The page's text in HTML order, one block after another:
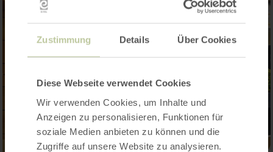
Zustimmung Details Über Cookies
Diese Webseite verwendet Cookies
Wir verwenden Cookies, um Inhalte und
Anzeigen zu personalisieren, Funktionen für
soziale Medien anbieten zu können und die
Zugriffe auf unsere Website zu analysieren.